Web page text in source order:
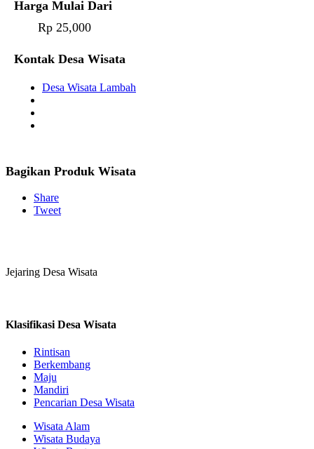
Harga Mulai Dari
Rp 25,000
Kontak Desa Wisata
Desa Wisata Lambah
Bagikan Produk Wisata
Share
Tweet
Jejaring Desa Wisata
Klasifikasi Desa Wisata
Rintisan
Berkembang
Maju
Mandiri
Pencarian Desa Wisata
Wisata Alam
Wisata Budaya